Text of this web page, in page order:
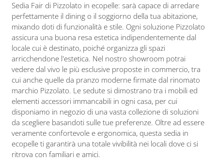
Sedia Fair di Pizzolato in ecopelle: sarà capace di arredare
perfettamente il dining o il soggiorno della tua abitazione,
mixando doti di funzionalità e stile. Ogni soluzione Pizzolato
assicura una buona resa estetica indipendentemente dal
locale cui è destinato, poiché organizza gli spazi
arricchendone l'estetica. Nel nostro showroom potrai
vedere dal vivo le più esclusive proposte in commercio, tra
cui anche quelle da pranzo moderne firmate dal rinomato
marchio Pizzolato. Le sedute si dimostrano tra i mobili ed
elementi accessori immancabili in ogni casa, per cui
disponiamo in negozio di una vasta collezione di soluzioni
da scegliere basandoti sulle tue preferenze. Oltre ad essere
veramente confortevole e ergonomica, questa sedia in
ecopelle ti garantirà una totale vivibilità nei locali dove ci si
ritrova con familiari e amici.